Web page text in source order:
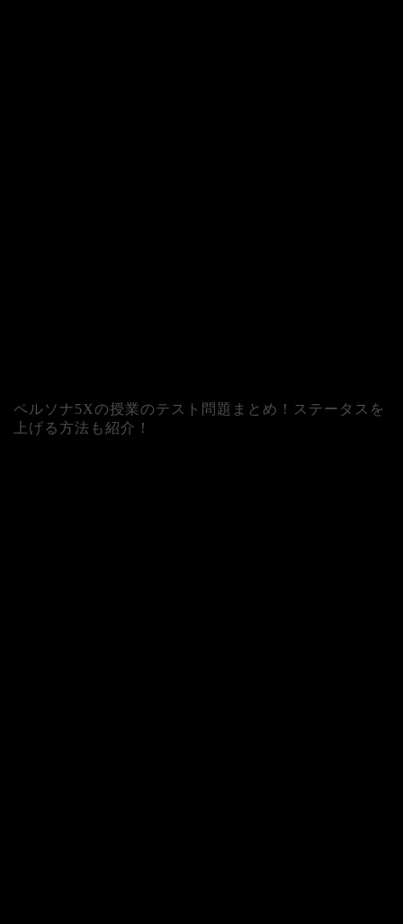
ペルソナ5Xの授業のテスト問題まとめ！ステータスを
上げる方法も紹介！